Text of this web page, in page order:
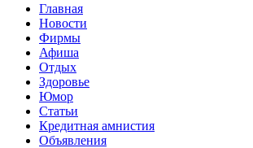
Главная
Новости
Фирмы
Афиша
Отдых
Здоровье
Юмор
Статьи
Кредитная амнистия
Объявления